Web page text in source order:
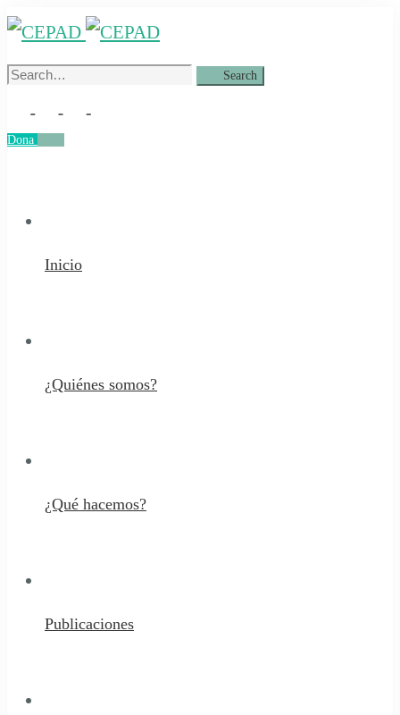
Search
Search
Dona
Inicio
¿Quiénes somos?
¿Qué hacemos?
Publicaciones